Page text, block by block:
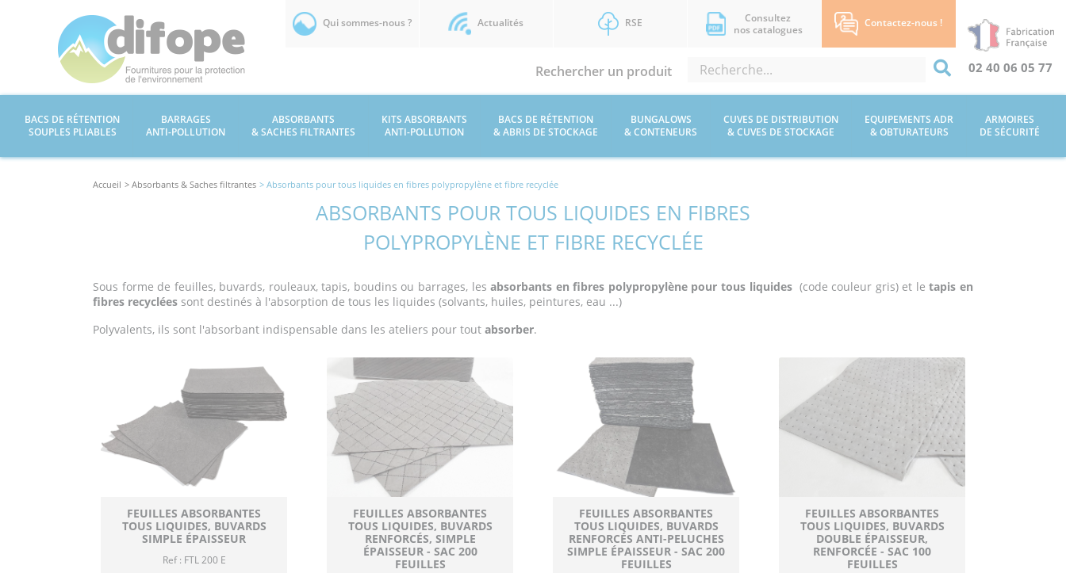
Qui sommes-nous ? Actualités RSE
Consultez
nos catalogues
Contactez-nous !
Rechercher un produit 02 40 06 05 77
BACS DE RÉTENTION
SOUPLES PLIABLES
BARRAGES
ANTI-POLLUTION
ABSORBANTS
& SACHES FILTRANTES
KITS ABSORBANTS
ANTI-POLLUTION
BACS DE RÉTENTION
& ABRIS DE STOCKAGE
BUNGALOWS
& CONTENEURS
CUVES DE DISTRIBUTION
& CUVES DE STOCKAGE
EQUIPEMENTS ADR
& OBTURATEURS
ARMOIRES
DE SÉCURITÉ
Accueil > Absorbants & Saches filtrantes > Absorbants pour tous liquides en fibres polypropylène et fibre recyclée
ABSORBANTS POUR TOUS LIQUIDES EN FIBRES
POLYPROPYLÈNE ET FIBRE RECYCLÉE
Sous forme de feuilles, buvards, rouleaux, tapis, boudins ou barrages, lesabsorbants en fibres polypropylène pour tous liquides (code couleur gris) et letapis en
fibres recyclées sont destinés à l'absorption de tous les liquides (solvants, huiles, peintures, eau ...)
Polyvalents, ils sont l'absorbant indispensable dans les ateliers pour tout absorber.
FEUILLES ABSORBANTES
TOUS LIQUIDES, BUVARDS
SIMPLE ÉPAISSEUR
Ref : FTL 200 E
FEUILLES ABSORBANTES
TOUS LIQUIDES, BUVARDS
RENFORCÉS, SIMPLE
ÉPAISSEUR - SAC 200
FEUILLES
FEUILLES ABSORBANTES
TOUS LIQUIDES, BUVARDS
RENFORCÉS ANTI-PELUCHES
SIMPLE ÉPAISSEUR - SAC 200
FEUILLES
FEUILLES ABSORBANTES
TOUS LIQUIDES, BUVARDS
DOUBLE ÉPAISSEUR,
RENFORCÉE - SAC 100
FEUILLES